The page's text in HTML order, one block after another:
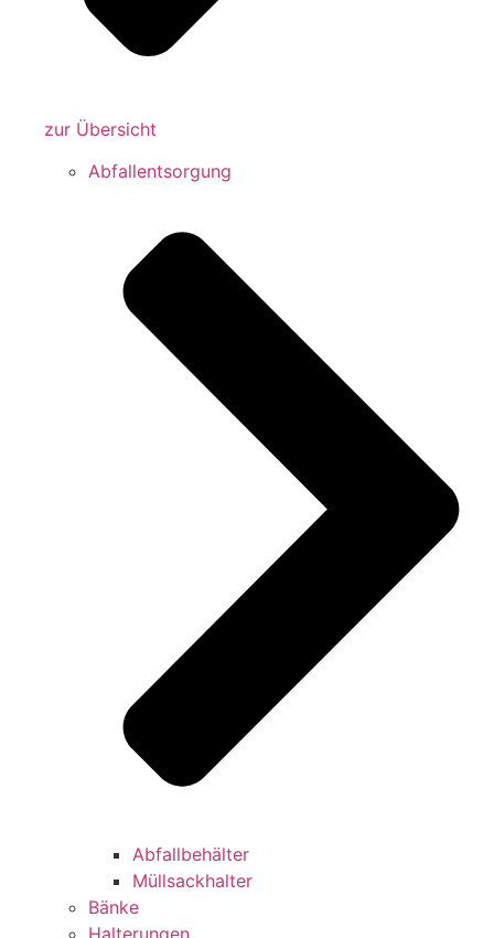
zur Übersicht
Abfallentsorgung
Abfallbehälter
Müllsackhalter
Bänke